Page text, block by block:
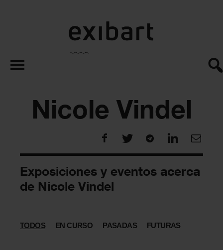
exibart.es
Nicole Vindel
Exposiciones y eventos acerca
de Nicole Vindel
TODOS EN CURSO PASADAS FUTURAS